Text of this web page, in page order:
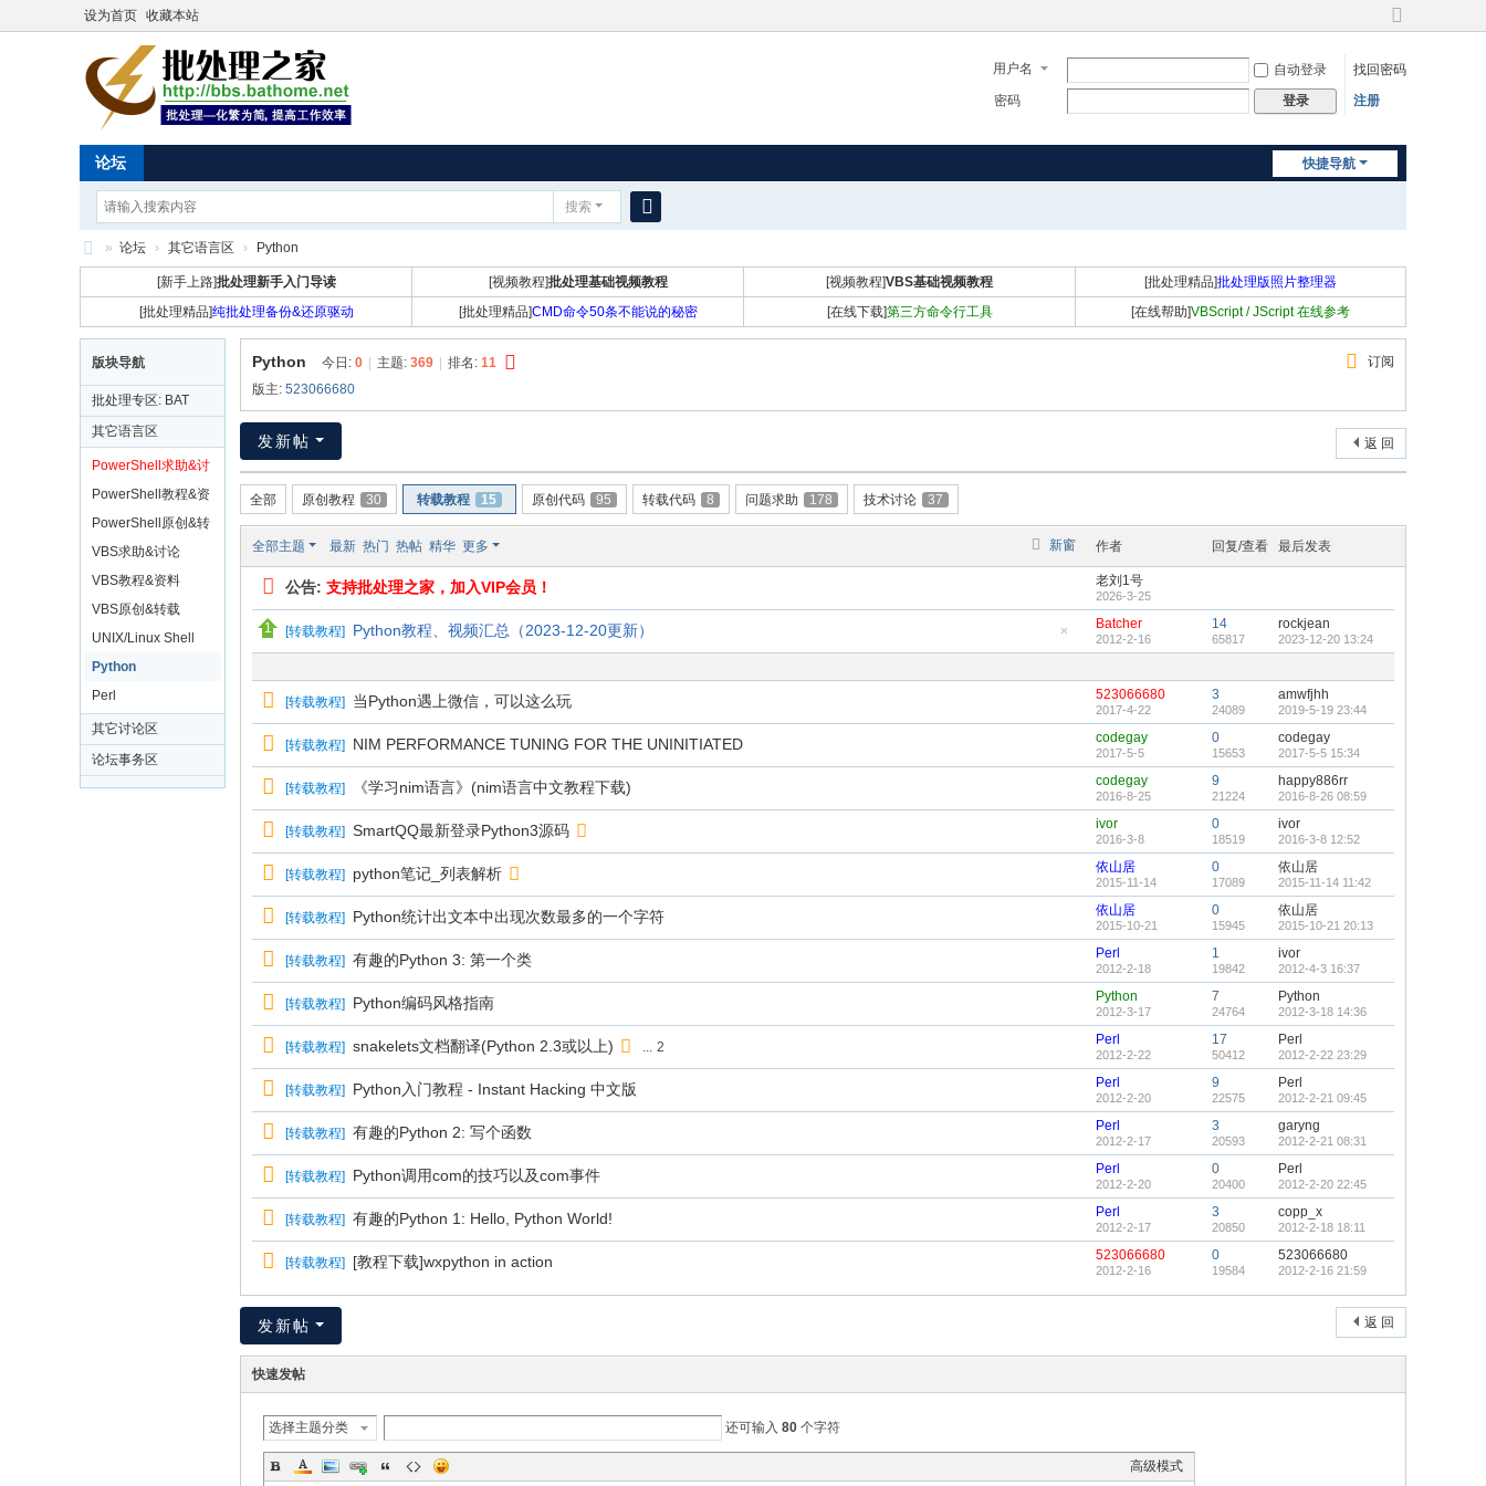
设为首页 收藏本站
切
到
用户名 自动登录
找回密码
密码
登录 注册
快捷导航
论坛
搜索
索
理
家
» 论坛 › 其它语言区 › Python
[新手上路]批处理新手入门导读 [视频教程]批处理基础视频教程 [视频教程]VBS基础视频教程 [批处理精品]批处理版照片整理器
[批处理精品]纯批处理备份&还原驱动 [批处理精品]CMD命令50条不能说的秘密 [在线下载]第三方命令行工具 [在线帮助]VBScript / JScript 在线参考
版块导航
批处理专区: BAT
CMD DOS
其它语言区
PowerShell求助&讨
论
PowerShell教程&资
料
PowerShell原创&转
载
VBS求助&讨论
VBS教程&资料
VBS原创&转载
UNIX/Linux Shell
Python
Perl
其它讨论区
论坛事务区
订阅
Python 今日: 0 主题: 369 排名: 11
版主: 523066680
返 回
发新帖
全部 原创教程 30 转载教程 15 原创代码 95 转载代码 8 问题求助 178 技术讨论 37
新窗
全部主题 最新 热门 热帖 精华 更多 作者 回复/查看 最后发表
公告: 支持批处理之家，加入VIP会员！ 老刘1号
2026-3-25
藏
顶
[转载教程] Python教程、视频汇总（2023-12-20更新） Batcher
2012-2-16
14
65817
rockjean
2023-12-20 13:24
[转载教程] 当Python遇上微信，可以这么玩 523066680
2017-4-22
3
24089
amwfjhh
2019-5-19 23:44
[转载教程] NIM PERFORMANCE TUNING FOR THE UNINITIATED codegay
2017-5-5
0
15653
codegay
2017-5-5 15:34
[转载教程] 《学习nim语言》(nim语言中文教程下载) codegay
2016-8-25
9
21224
happy886rr
2016-8-26 08:59
[转载教程] SmartQQ最新登录Python3源码 ivor
2016-3-8
0
18519
ivor
2016-3-8 12:52
[转载教程] python笔记_列表解析 依山居
2015-11-14
0
17089
依山居
2015-11-14 11:42
[转载教程] Python统计出文本中出现次数最多的一个字符 依山居
2015-10-21
0
15945
依山居
2015-10-21 20:13
[转载教程] 有趣的Python 3: 第一个类 Perl
2012-2-18
1
19842
ivor
2012-4-3 16:37
[转载教程] Python编码风格指南 Python
2012-3-17
7
24764
Python
2012-3-18 14:36
[转载教程] snakelets文档翻译(Python 2.3或以上) ... 2 Perl
2012-2-22
17
50412
Perl
2012-2-22 23:29
[转载教程] Python入门教程 - Instant Hacking 中文版 Perl
2012-2-20
9
22575
Perl
2012-2-21 09:45
[转载教程] 有趣的Python 2: 写个函数 Perl
2012-2-17
3
20593
garyng
2012-2-21 08:31
[转载教程] Python调用com的技巧以及com事件 Perl
2012-2-20
0
20400
Perl
2012-2-20 22:45
[转载教程] 有趣的Python 1: Hello, Python World! Perl
2012-2-17
3
20850
copp_x
2012-2-18 18:11
[转载教程] [教程下载]wxpython in action 523066680
2012-2-16
0
19584
523066680
2012-2-16 21:59
返 回
发新帖
快速发帖
选择主题分类 还可输入 80 个字符
高级模式